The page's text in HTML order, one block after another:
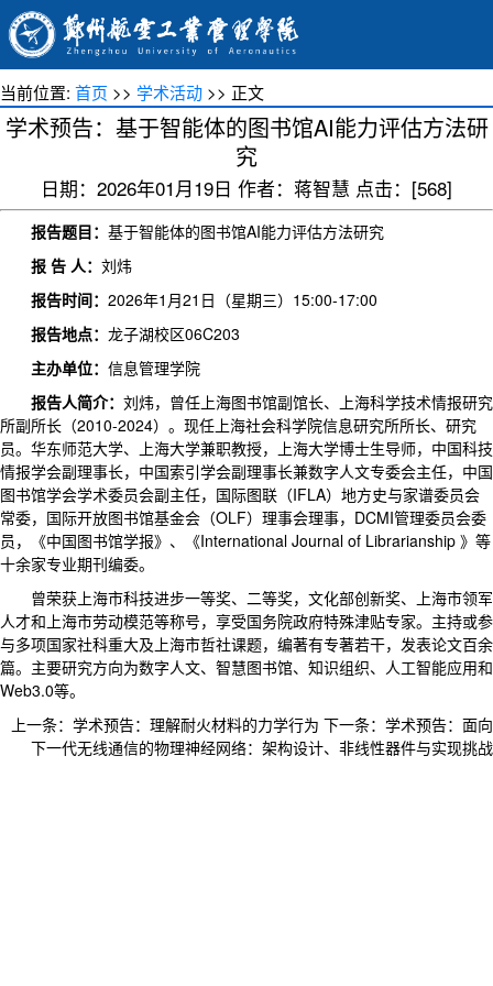
当前位置: 首页 >> 学术活动 >> 正文
学术预告：基于智能体的图书馆AI能力评估方法研
究
日期：2026年01月19日 作者：蒋智慧 点击：[568]
报告题目： 基于智能体的图书馆AI能力评估方法研究
报 告 人： 刘炜
报告时间： 2026年1月21日（星期三）15:00-17:00
报告地点： 龙子湖校区06C203
主办单位： 信息管理学院
报告人简介： 刘炜，曾任上海图书馆副馆长、上海科学技术情报研究
所副所长（2010-2024）。现任上海社会科学院信息研究所所长、研究
员。华东师范大学、上海大学兼职教授，上海大学博士生导师，中国科技
情报学会副理事长，中国索引学会副理事长兼数字人文专委会主任，中国
图书馆学会学术委员会副主任，国际图联（IFLA）地方史与家谱委员会
常委，国际开放图书馆基金会（OLF）理事会理事，DCMI管理委员会委
员，《中国图书馆学报》、《International Journal of Librarianship 》等
十余家专业期刊编委。
曾荣获上海市科技进步一等奖、二等奖，文化部创新奖、上海市领军
人才和上海市劳动模范等称号，享受国务院政府特殊津贴专家。主持或参
与多项国家社科重大及上海市哲社课题，编著有专著若干，发表论文百余
篇。主要研究方向为数字人文、智慧图书馆、知识组织、人工智能应用和
Web3.0等。
上一条： 学术预告：理解耐火材料的力学行为 下一条： 学术预告：面向
下一代无线通信的物理神经网络：架构设计、非线性器件与实现挑战